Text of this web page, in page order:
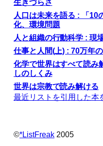
生きづらさ
人口は未来を語る : 「10
化、環境問題
人と組織の行動科学 : 現
仕事と人間(上) : 70万年
化学で世界はすべて読み
しのしくみ
世界は宗教で読み解ける
最近リストを引用した本
©️*ListFreak 2005